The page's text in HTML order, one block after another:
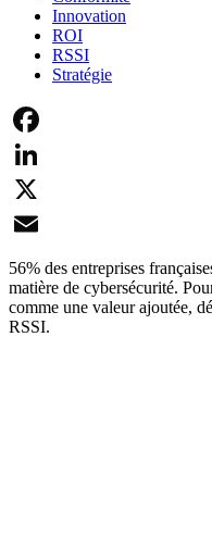
Innovation
ROI
RSSI
Stratégie
Facebook
LinkedIn
X
Email
56% des entreprises
matière de cybersécurité.
comme une valeur ajoutée,
RSSI.